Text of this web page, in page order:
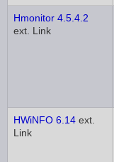
Hmonitor 4.5.4.2
ext. Link
HWiNFO 6.14 ext.
Link